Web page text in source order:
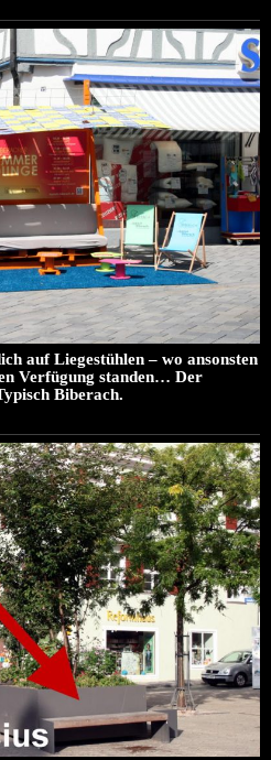
auf Liegestühlen – wo ansonsten
Verfügung standen… Der
Biberach.